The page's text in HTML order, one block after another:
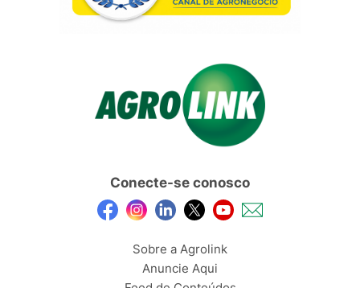
Conecte-se conosco
Sobre a Agrolink
Anuncie Aqui